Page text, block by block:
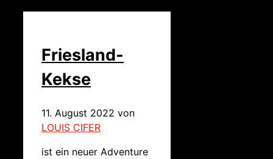
Friesland-
Kekse
11. August 2022 von
LOUIS CIFER
ist ein neuer Adventure